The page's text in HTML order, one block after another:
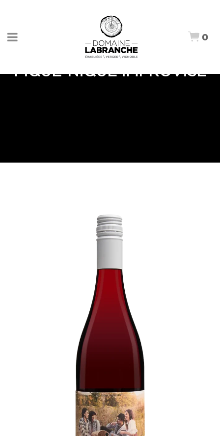
0
PIQUE-NIQUE IMPROVISÉ